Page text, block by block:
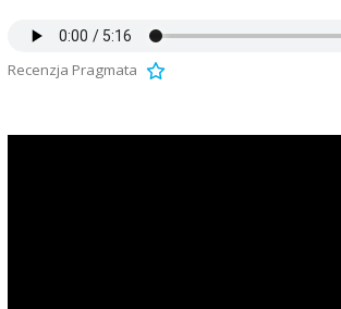
Recenzja Pragmata